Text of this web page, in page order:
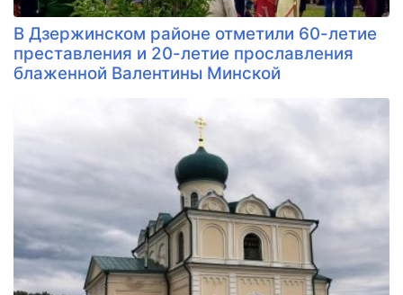
В Дзержинском районе отметили 60-летие
преставления и 20-летие прославления
блаженной Валентины Минской